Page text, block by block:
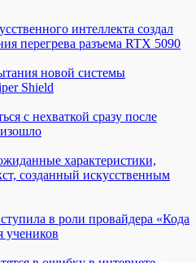
интеллекта создал
перегрева разъема RTX 5090
новой системы
Shield
с нехваткой сразу после
характеристики,
созданный искусственным
в роли провайдера «Кода
учеников